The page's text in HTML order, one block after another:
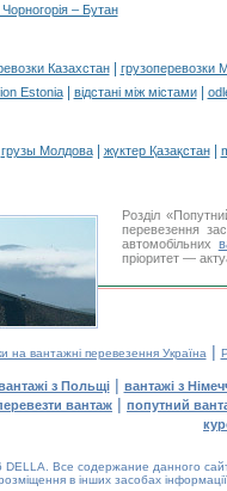
Чорногорія – Бутан
Казахстан|
грузоперевозки
Estonia| відстані між містами|
грузы Молдова| жүктер Қазақстан|
Розділ
перевезення
автомобільних
пріоритет —
на вантажні перевезення Україна |
з Польщі| вантажі з
вантаж | попутний
Все содержание данного
в інших засобах